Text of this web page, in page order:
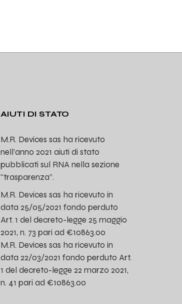
AIUTI DI STATO
M.R. Devices sas ha ricevuto
nell’anno 2021 aiuti di stato
pubblicati sul RNA nella sezione
“trasparenza”.
M.R. Devices sas ha ricevuto in
data 25/05/2021 fondo perduto
Art. 1 del decreto-legge 25 maggio
2021, n. 73 pari ad €10863.00
M.R. Devices sas ha ricevuto in
data 22/03/2021 fondo perduto Art.
1 del decreto-legge 22 marzo 2021,
n. 41 pari ad €10863.00